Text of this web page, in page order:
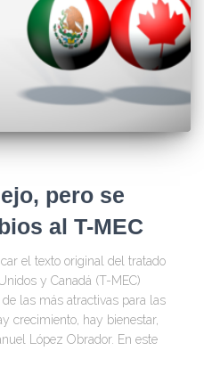
pero se
al T-MEC
el texto original del tratado
y Canadá (T-MEC)
las más atractivas para las
crecimiento, hay bienestar,
López Obrador. En este